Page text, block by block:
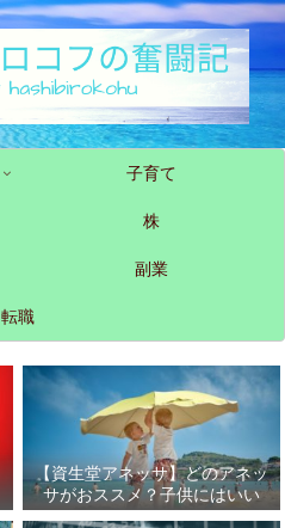
子育て
株
副業
転職
【資生堂アネッサ】どのアネッ
サがおススメ？子供にはいい
の？